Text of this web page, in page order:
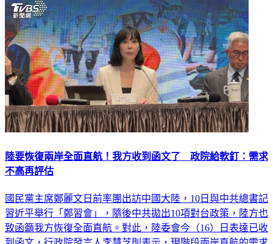
陸要恢復兩岸全面直航！我方收到函文了 政院給軟釘：需求
不高再評估
國民黨主席鄭麗文日前率團出訪中國大陸，10日與中共總書記
習近平舉行「鄭習會」，隨後中共拋出10項對台政策，陸方也
致函籲我方恢復全面直航。對此，陸委會今（16）日表達已收